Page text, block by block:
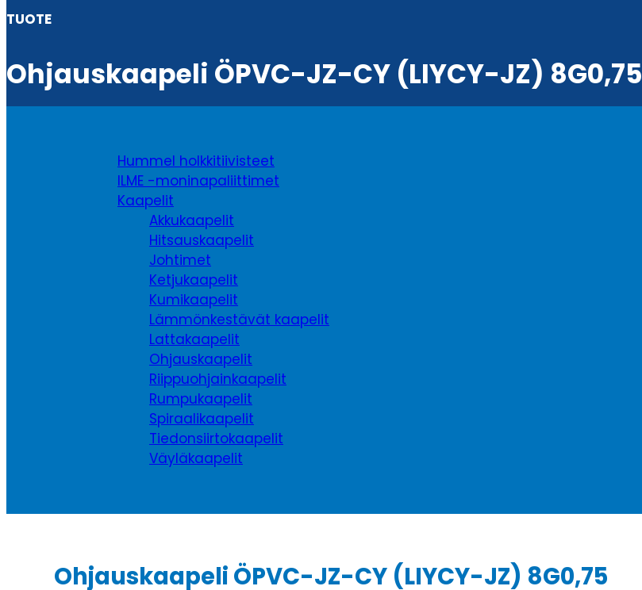
TUOTE
Ohjauskaapeli ÖPVC-JZ-CY (LIYCY-JZ) 8G0,75
Hummel holkkitiivisteet
ILME -moninapaliittimet
Kaapelit
Akkukaapelit
Hitsauskaapelit
Johtimet
Ketjukaapelit
Kumikaapelit
Lämmönkestävät kaapelit
Lattakaapelit
Ohjauskaapelit
Riippuohjainkaapelit
Rumpukaapelit
Spiraalikaapelit
Tiedonsiirtokaapelit
Väyläkaapelit
Ohjauskaapeli ÖPVC-JZ-CY (LIYCY-JZ) 8G0,75